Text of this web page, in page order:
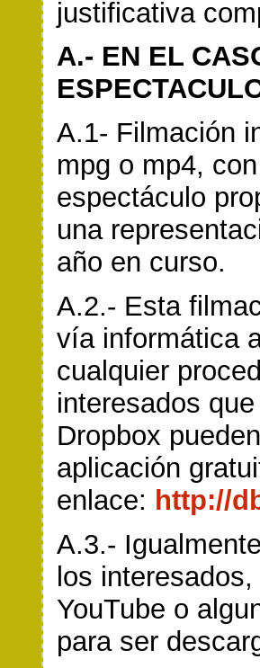
justificativa
A.- EN EL
A.1- Filmación
mpg o mp4,
espectáculo
una
año en curso.
A.2.- Esta
vía informática
cualquier
interesados
Dropbox
aplicación
enlace: http://
A.3.-
los
YouTube o
para ser